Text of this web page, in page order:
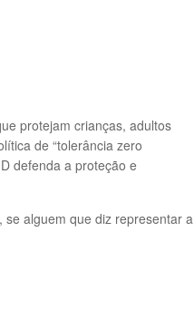
protejam crianças, adultos
de “tolerância zero
defenda a proteção e
alguem que diz representar a